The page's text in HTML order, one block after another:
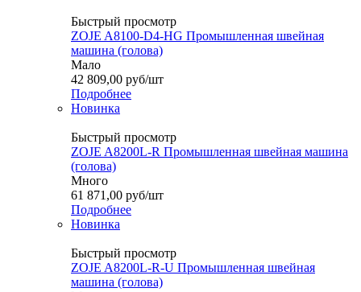
Быстрый просмотр
ZOJE A8100-D4-HG Промышленная швейная
машина (голова)
Мало
42 809,00 руб/шт
Подробнее
Новинка
Быстрый просмотр
ZOJE A8200L-R Промышленная швейная машина
(голова)
Много
61 871,00 руб/шт
Подробнее
Новинка
Быстрый просмотр
ZOJE A8200L-R-U Промышленная швейная
машина (голова)